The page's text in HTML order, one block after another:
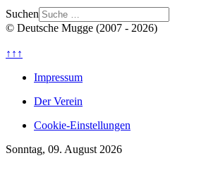
Suchen
© Deutsche Mugge (2007 - 2026)
↑↑↑
Impressum
Der Verein
Cookie-Einstellungen
Sonntag, 09. August 2026